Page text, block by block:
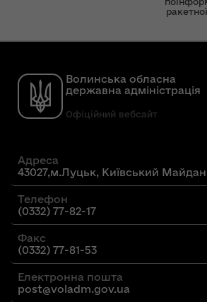
Волинська обласна
державна адміністрація
Офіційний вебсайт
Адреса
43027,м.Луцьк, Київський
Телефон
(0332) 77-82-17
Факс
(0332) 77-81-53
Електронна пошта
post@voladm.gov.ua